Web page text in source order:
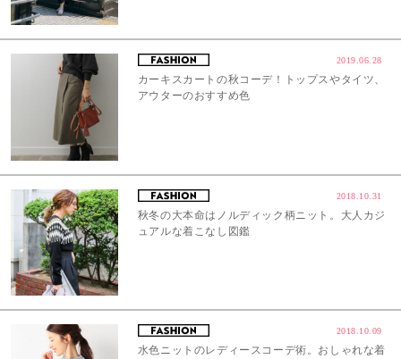
2019.06.28
カーキスカートの秋コーデ！トップスやタイツ、
アウターのおすすめ色
2018.10.31
秋冬の大本命はノルディック柄ニット。大人カジ
ュアルな着こなし図鑑
2018.10.09
水色ニットのレディースコーデ術。おしゃれな着